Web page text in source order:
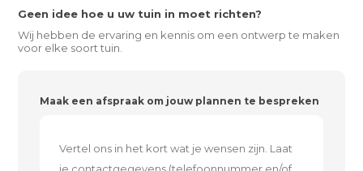
Geen idee hoe u uw tuin in moet richten?
Wij hebben de ervaring en kennis om een ontwerp te maken
voor elke soort tuin.
Maak een afspraak om jouw plannen te bespreken